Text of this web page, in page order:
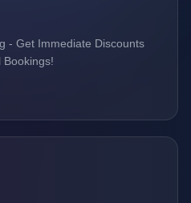
- Get Immediate Discounts
Bookings!